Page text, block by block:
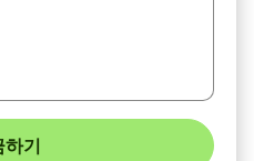
하기